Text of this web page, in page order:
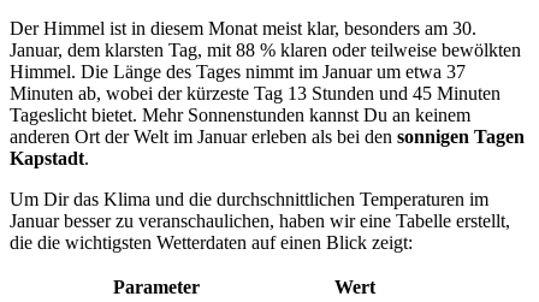
Der Himmel ist in diesem Monat meist klar, besonders am 30.
Januar, dem klarsten Tag, mit 88 % klaren oder teilweise bewölkten
Himmel. Die Länge des Tages nimmt im Januar um etwa 37
Minuten ab, wobei der kürzeste Tag 13 Stunden und 45 Minuten
Tageslicht bietet. Mehr Sonnenstunden kannst Du an keinem
anderen Ort der Welt im Januar erleben als bei den sonnigen Tagen
Kapstadt.
Um Dir das Klima und die durchschnittlichen Temperaturen im
Januar besser zu veranschaulichen, haben wir eine Tabelle erstellt,
die die wichtigsten Wetterdaten auf einen Blick zeigt:
Parameter
Wert